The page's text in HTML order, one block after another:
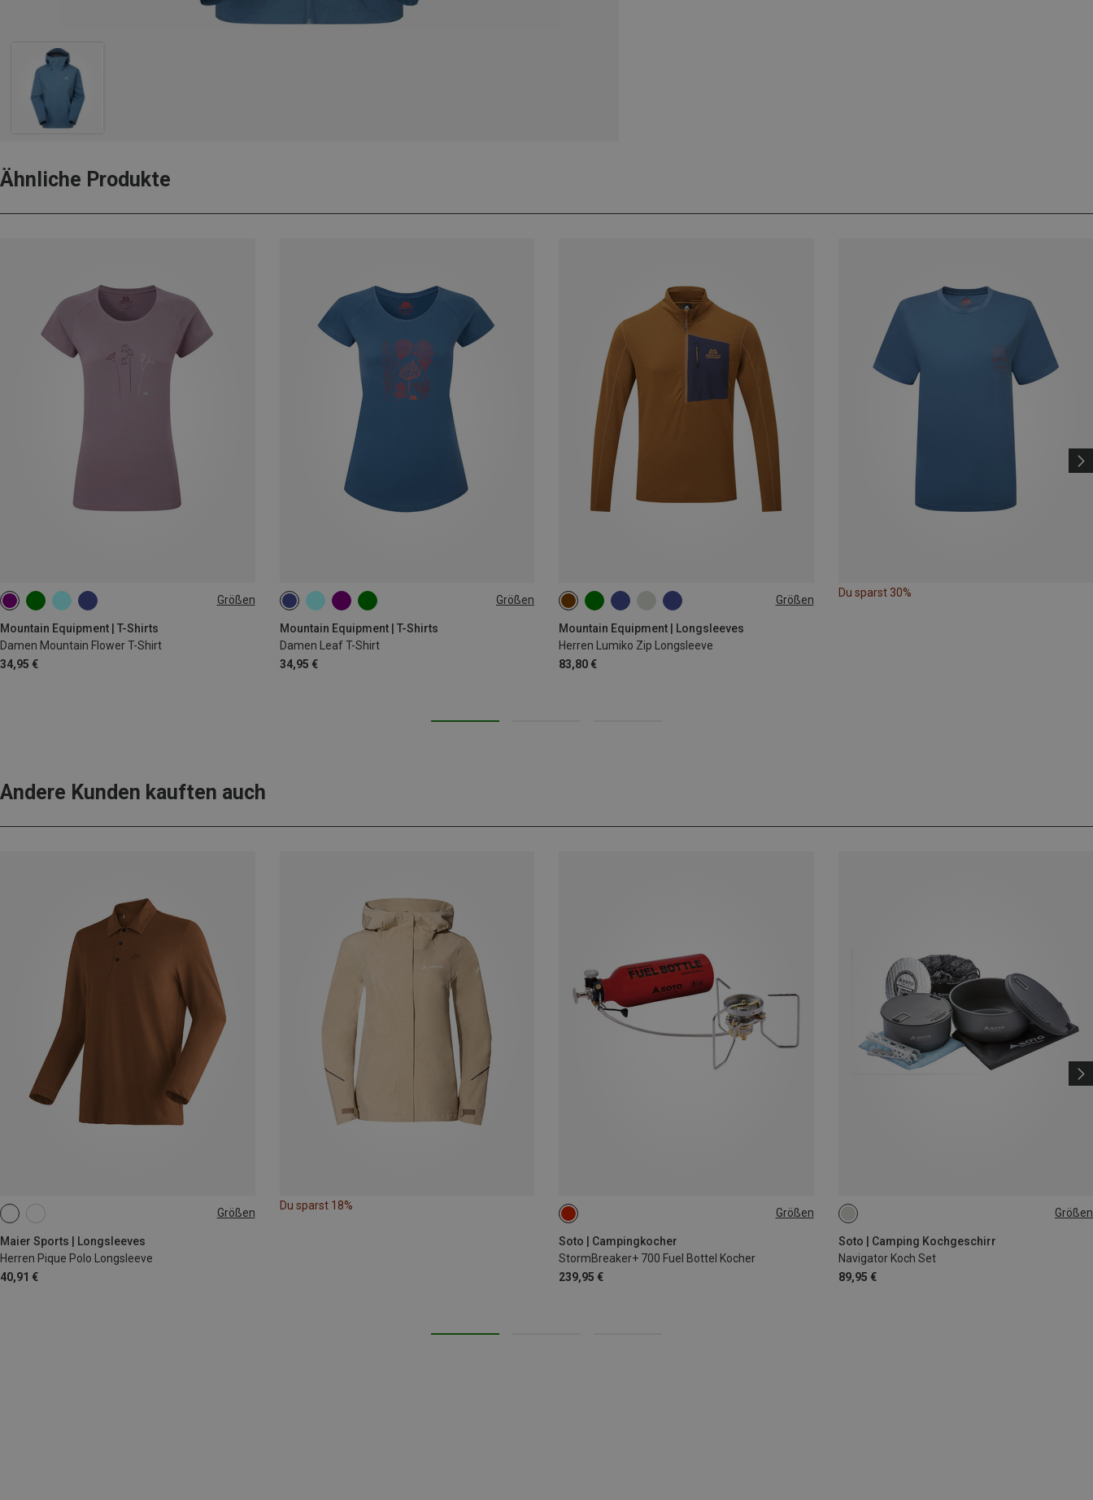
Ähnliche Produkte
Größen
Mountain Equipment | T-Shirts
Damen Mountain Flower T-Shirt
34,95 €
XS S M Größen
Mountain Equipment | T-Shirts
Damen Leaf T-Shirt
34,95 €
XS S M Größen
Mountain Equipment | Longsleeves
Herren Lumiko Zip Longsleeve
83,80 €
S M L XL
Du sparst 30%
Andere Kunden kauften auch
Größen
Maier Sports | Longsleeves
Herren Pique Polo Longsleeve
40,91 €
M L
Du sparst 18%
Größen
Soto | Campingkocher
StormBreaker+ 700 Fuel Bottel Kocher
239,95 €
ONE SIZE Größen
Soto | Camping Kochgeschirr
Navigator Koch Set
89,95 €
ONE SIZE